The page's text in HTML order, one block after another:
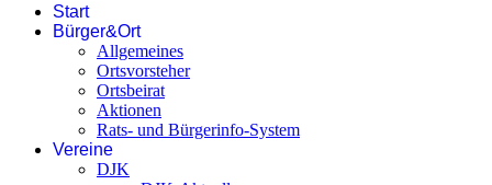
Start
Bürger&Ort
Allgemeines
Ortsvorsteher
Ortsbeirat
Aktionen
Rats- und Bürgerinfo-System
Vereine
DJK